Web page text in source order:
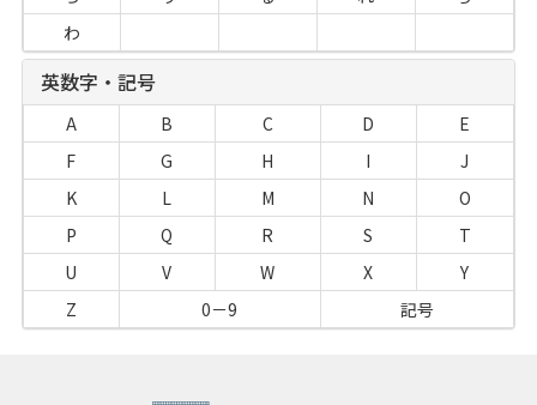
わ
英数字・記号
A B C D
E
F
G H I
J
K
L M N
O
P
Q R S
T
U
V W X
Y
Z
0－9 記号